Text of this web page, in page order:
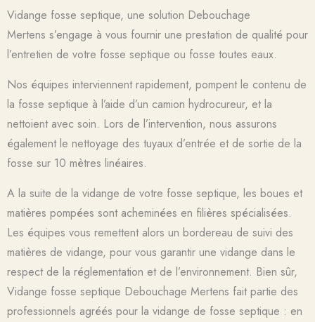
Vidange fosse septique, une solution Debouchage
Mertens s’engage à vous fournir une prestation de qualité pour
l’entretien de votre fosse septique ou fosse toutes eaux.
Nos équipes interviennent rapidement, pompent le contenu de
la fosse septique à l’aide d’un camion hydrocureur, et la
nettoient avec soin. Lors de l’intervention, nous assurons
également le nettoyage des tuyaux d’entrée et de sortie de la
fosse sur 10 mètres linéaires.
A la suite de la vidange de votre fosse septique, les boues et
matières pompées sont acheminées en filières spécialisées.
Les équipes vous remettent alors un bordereau de suivi des
matières de vidange, pour vous garantir une vidange dans le
respect de la réglementation et de l’environnement. Bien sûr,
Vidange fosse septique Debouchage Mertens fait partie des
professionnels agréés pour la vidange de fosse septique : en